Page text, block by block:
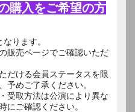
購入をご希望の方
ります。
販売ページでご確認いただ
だける会員ステータスを限
予めご了承ください。
受取方法は公演により異な
にご確認ください。